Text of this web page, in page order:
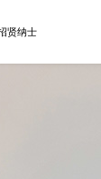
贤纳士